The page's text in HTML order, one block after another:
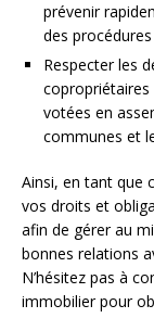
prévenir
des
Respecter les
votées en
communes et
Ainsi, en tant que
vos droits et
afin de gérer au
bonnes relations
N’hésitez pas à
immobilier pour